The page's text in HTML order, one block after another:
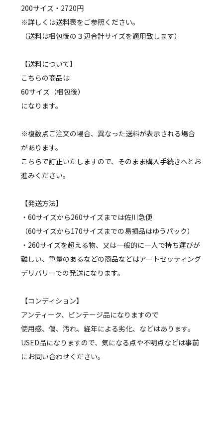
200サイズ・2720円
※詳しくは送料表をご参照ください。
（送料は梱包後の３辺合計サイズを適用致します）
【送料について】
こちらの商品は
60サイズ（梱包後）
になります。
※複数点ご注文の場合、異なった送料が表示される場合
があります。
こちらで訂正いたしますので、そのまま購入手続きへとお
進みください。
【発送方法】
・60サイズから260サイズまでは佐川急便
（60サイズから170サイズまでの易損品はゆうパック）
・260サイズを超える物、又は一般的に一人で持ち運びが
難しい、重量のあるなどの商品などはアートセッティング
デリバリーでの発送になります。
【コンディション】
アンティーク、ビンテージ品になりますので
使用感、傷、汚れ、経年による劣化、などはあります。
USED品になりますので、気になる点や不明点などは事前
にお問い合わせください。